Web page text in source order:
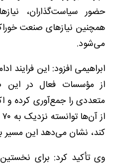
حضور سیاست‌گذاران،
همچنین نیازهای صنعت
می‌شود.
ابراهیمی افزود: این فرایند
از مؤسسات فعال در
متعددی را جمع‌آوری کرده و
کند، نشان می‌دهد این مسیر
وی تأکید کرد: برای